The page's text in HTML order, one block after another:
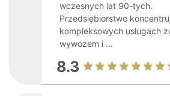
wczesnych lat 90-tych.
Przedsiębiorstwo
kompleksowych usługach
wywozem i ...
8.3